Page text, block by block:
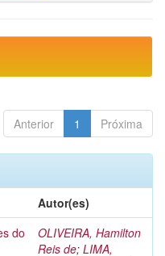
Anterior 1 Próxima
Autor(es)
do
OLIVEIRA, Hamilton
Reis de; LIMA,